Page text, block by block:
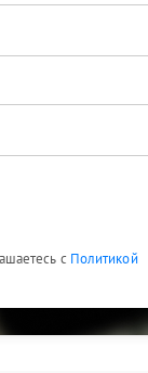
с Политикой